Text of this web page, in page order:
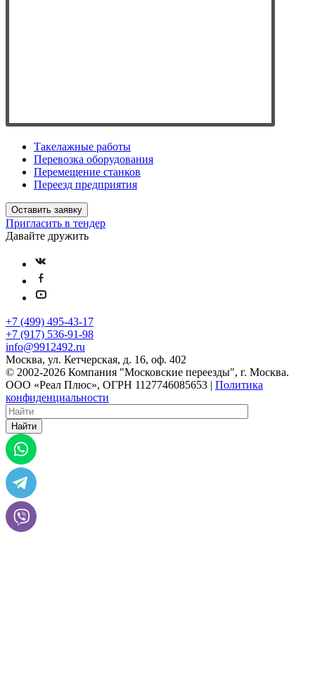
Такелажные работы
Перевозка оборудования
Перемещение станков
Переезд предприятия
Оставить заявку
Пригласить в тендер
Давайте дружить
+7 (499) 495-43-17
+7 (917) 536-91-98
info@9912492.ru
Москва, ул. Кетчерская, д. 16, оф. 402
© 2002-2026 Компания "Московские переезды", г. Москва.
ООО «Реал Плюс», ОГРН 1127746085653 | Политика
конфиденциальности
Найти